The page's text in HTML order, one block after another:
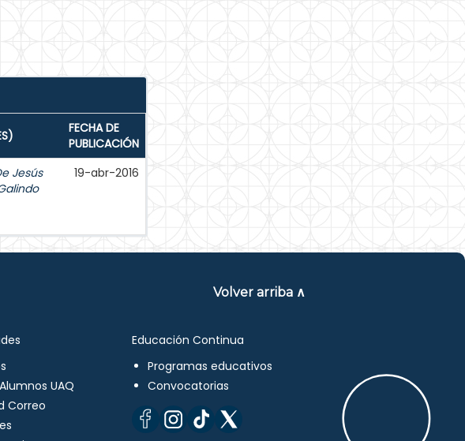
FECHA DE
PUBLICACIÓN
Jesús
19-abr-2016
Volver arriba ∧
UAQ
Correo
Educación Continua
Programas educativos
Convocatorias